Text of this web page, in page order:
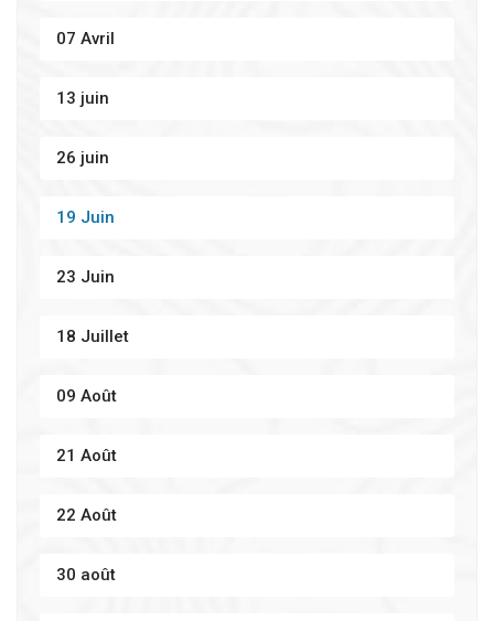
07 Avril
13 juin
26 juin
19 Juin
23 Juin
18 Juillet
09 Août
21 Août
22 Août
30 août